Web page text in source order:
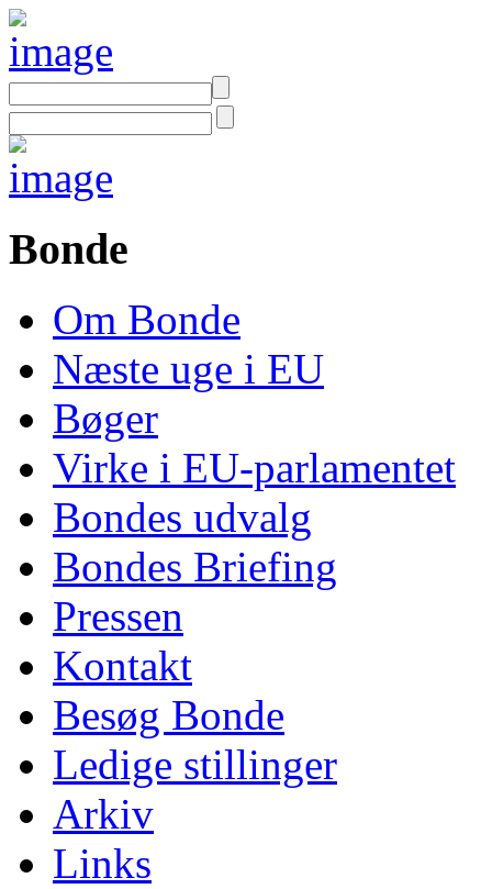
Bonde
Om Bonde
Næste uge i EU
Bøger
Virke i EU-parlamentet
Bondes udvalg
Bondes Briefing
Pressen
Kontakt
Besøg Bonde
Ledige stillinger
Arkiv
Links